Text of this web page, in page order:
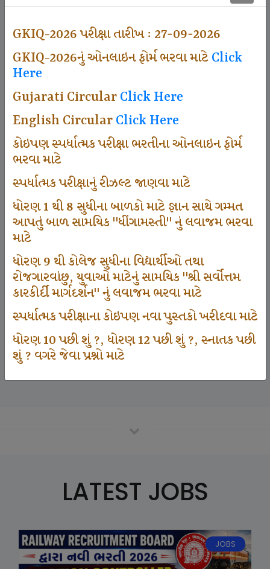
GKIQ-2026 પરીક્ષા તારીખ : 27-09-2026
GKIQ-2026નું ઓનલાઇન ફોર્મ ભરવા માટેClick
Here
Gujarati CircularClick Here
English CircularClick Here
કોઇપણ સ્પર્ધાત્મક પરીક્ષા ભરતીના ઓનલાઇન ફોર્મ
ભરવા માટે
સ્પર્ધાત્મક પરીક્ષાનું રીઝલ્ટ જાણવા માટે
ધોરણ 1 થી 8 સુધીના બાળકો માટે જ્ઞાન સાથે ગમ્મત
આપતું બાળ સામયિક "ધીંગામસ્તી" નું લવાજમ ભરવા
માટે
ધોરણ 9 થી કોલેજ સુધીના વિદ્યાર્થીઓ તથા
રોજગારવાંછુ, યુવાઓ માટેનું સામયિક "શ્રી સર્વોત્તમ
કારકીર્દી માર્ગદર્શન" નું લવાજમ ભરવા માટે
સ્પર્ધાત્મક પરીક્ષાના કોઇપણ નવા પુસ્તકો ખરીદવા માટે
ધોરણ 10 પછી શું ?, ધોરણ 12 પછી શું ?, સ્નાતક પછી
શું ? વગરે જેવા પ્રશ્નો માટે
501
Dhingamasti Subscription
672
1000
Participate School In GKIQ
125000
LATEST JOBS
JOBS